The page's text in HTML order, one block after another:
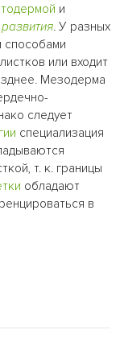
и
. У разных
способами
или входит
Мезодерма
следует
специализация
т. к. границы
обладают
в